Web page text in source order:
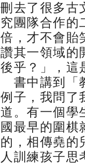
刪去了很多古
究團隊合作的
倍，才不會貽
讚其一領域的
後乎？」，這
書中講到「
例子，我問了
道。有一個學
國最早的圍棋
的，相傳堯的
人訓練孩子思